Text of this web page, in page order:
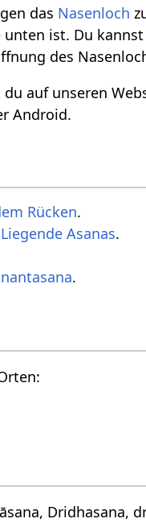
das Nasenloch
ist. Du
des
auf unseren
Android.
Rücken.
Liegende Asanas.
.
Dridhasana,